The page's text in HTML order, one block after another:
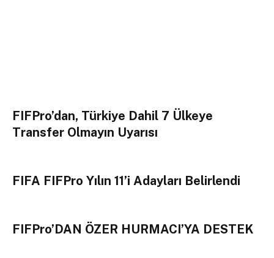
FIFPro’dan, Türkiye Dahil 7 Ülkeye
Transfer Olmayın Uyarısı
FIFA FIFPro Yılın 11’i Adayları Belirlendi
FIFPro’DAN ÖZER HURMACI’YA DESTEK